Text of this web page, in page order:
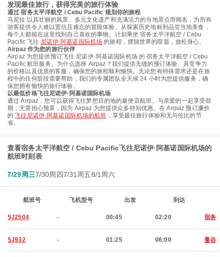
发现最佳旅行，获得完美的旅行体验
通过 宿务太平洋航空 / Cebu Pacific 规划你的旅程
马尼拉 以其壮丽的风景、多元文化遗产和充满活力的当地景点而闻名，为所有
游客提供令人难以置信且难忘的冒险体验。从探索历史地标到品尝当地美食，
每个人都能在这里找到自己喜欢的事物。计划乘坐 宿务太平洋航空 / Cebu
Pacific 飞往 尼诺伊·阿基诺国际机场 的旅程，摆脱世界的喧嚣，放松身心。
Airpaz 作为您的旅行伙伴
Airpaz 为您提供预订飞往 尼诺伊·阿基诺国际机场 的 宿务太平洋航空 / Cebu
Pacific 航班服务。为什么选择 Airpaz？我们提供无缝的预订体验、具竞争力
的价格以及优质的客服，确保您的旅程顺利愉快。无论您有特殊需求还是在旅
程中的任何阶段需要帮助，我们的专属团队全天候 24 小时为您提供服务，确
保您拥有愉快的旅行体验。
以最低价格飞往尼诺伊·阿基诺国际机场
通过 Airpaz，您可以获得飞往梦想目的地的最便宜航班。与亲爱的一起享受假
期，无需担心预算，因为 Airpaz 为您提供众多特别优惠。在 Airpaz 预订廉价
的飞往尼诺伊·阿基诺国际机场的航班 ，享受最佳旅行体验和无与伦比的节
省。
查看宿务太平洋航空 / Cebu Pacific飞往尼诺伊·阿基诺国际机场的
航班时刻表
7/29周三7/30周四7/31周五8/1周六
航班号 飞机型号 出发 到达
5J2504 - 00:45 02:20 宿务
5J932 - 01:25 06:00 曼谷